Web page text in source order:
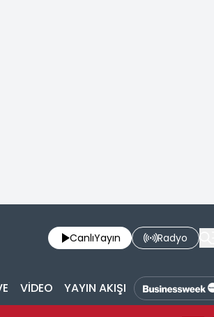
CanlıYayın Radyo
VİDEO YAYIN AKIŞI